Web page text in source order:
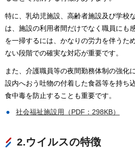
特に、乳幼児施設、高齢者施設及び学校
は、施設の利用者間だけでなく職員にも
を一掃するには、かなりの労力を伴うた
ない段階での確実な対応が重要です。
また、介護職員等の夜間勤務体制の強化
設内へおう吐物の付着した食器等を持ち
食中毒を防止することも重要です。
社会福祉施設用（PDF：298KB）
2.ウイルスの特徴